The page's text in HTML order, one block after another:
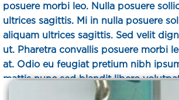
posuere morbi leo. Nulla posuere
ultrices sagittis. Mi in nulla posuere
aliquam ultrices sagittis. Sed velit
ut. Pharetra convallis posuere morbi
at. Odio eu feugiat pretium nibh
mattis nunc sed blandit libero
consequat mauris nunc. Dolor purus